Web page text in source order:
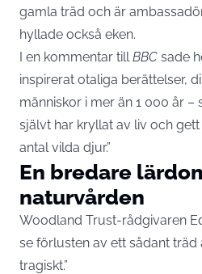
gamla träd och är
hyllade också eken.
I en kommentar tillBBC sade
inspirerat otaliga berättelser,
människor i mer än 1 000 år
självt har kryllat av liv och
antal vilda djur.”
En bredare
naturvården
Woodland Trust-rådgivaren
se förlusten av ett sådant
tragiskt.”